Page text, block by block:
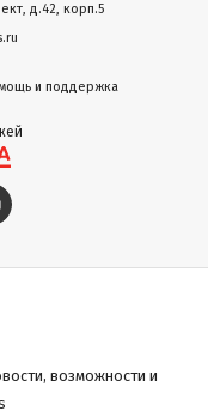
д.42, корп.5
и поддержка
возможности и